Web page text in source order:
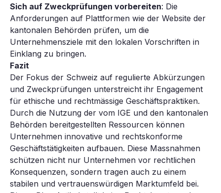
Sich auf Zweckprüfungen vorbereiten: Die
Anforderungen auf Plattformen wie der Website der
kantonalen Behörden prüfen, um die
Unternehmensziele mit den lokalen Vorschriften in
Einklang zu bringen.
Fazit
Der Fokus der Schweiz auf regulierte Abkürzungen
und Zweckprüfungen unterstreicht ihr Engagement
für ethische und rechtmässige Geschäftspraktiken.
Durch die Nutzung der vom IGE und den kantonalen
Behörden bereitgestellten Ressourcen können
Unternehmen innovative und rechtskonforme
Geschäftstätigkeiten aufbauen. Diese Massnahmen
schützen nicht nur Unternehmen vor rechtlichen
Konsequenzen, sondern tragen auch zu einem
stabilen und vertrauenswürdigen Marktumfeld bei.